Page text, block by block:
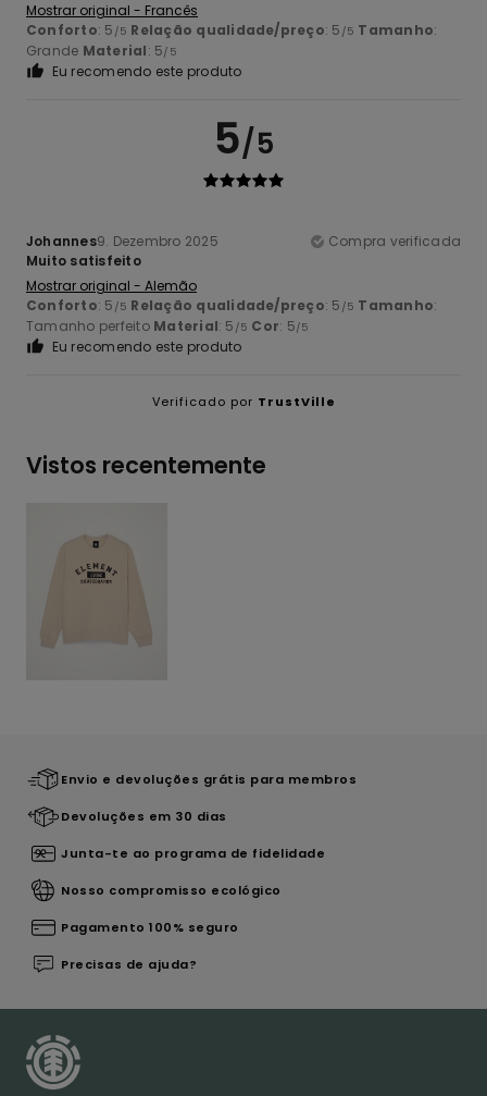
Mostrar original - Francês
Conforto: 5 /5 Relação qualidade/preço: 5 /5 Tamanho:
Grande Material: 5/5
Eu recomendo este produto
5/5
Johannes9. Dezembro 2025
Compra verificada
Muito satisfeito
Mostrar original - Alemão
Conforto: 5 /5 Relação qualidade/preço: 5 /5 Tamanho:
Tamanho perfeito Material: 5 /5 Cor: 5/5
Eu recomendo este produto
Verificado por TrustVille
Vistos recentemente
Envio e devoluções grátis para membros
Devoluções em 30 dias
Junta-te ao programa de fidelidade
Nosso compromisso ecológico
Pagamento 100% seguro
Precisas de ajuda?